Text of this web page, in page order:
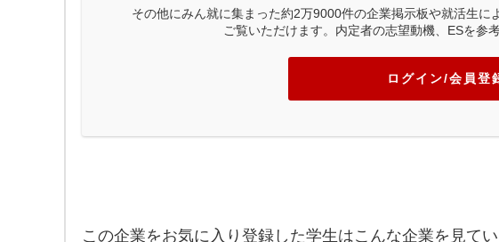
その他にみん就に集まった約2万9000件の企業掲示板や就活生
ご覧いただけます。内定者の志望動機、ESを参
ログイン/会員登
この企業をお気に入り登録した学生はこんな企業を見て